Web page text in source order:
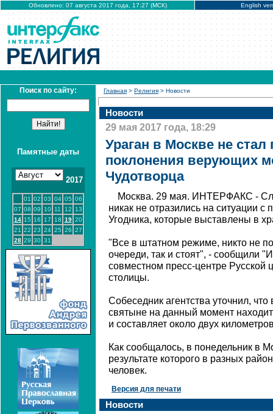
Обновлено: 07 августа 2017 года, 17:27 (МСК) English
Поиск по сайту:
Памятные даты
2017
01 02 03 04 05 06
07 08 09 10 11 12
13
14 15 16 17 18 19 20
21 22 23 24 25 26 27
28 29 30 31
Главная > Религия > Новости
Новости
29 мая 2017 года, 18:29
Ураган в Москве не
поклонения верующих
Чудотворца
Москва. 29 мая. ИНТЕРФАКС -
никак не отразились на ситуации
Угодника, которые выставлены в
"Все в штатном режиме, никто не
очереди, так и стоят", - сообщили
совместном пресс-центре Русской
столицы.
Собеседник агентства уточнил,
святыне на данный момент
и составляет около двух
Как сообщалось, в понедельник в
результате которого в разных
человек.
Версия для печати
Новости